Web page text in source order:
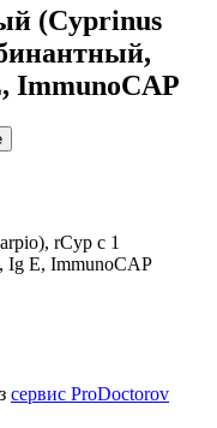
(Cyprinus
ImmunoCAP
rCyp c 1
Ig E, ImmunoCAP
сервис ProDoctorov